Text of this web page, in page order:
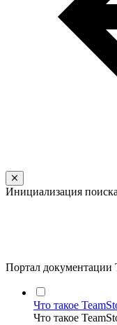
Инициализация поиска
Портал документации
Что такое
Что такое